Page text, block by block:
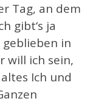
Tag, an dem
gibt‘s ja
in
will ich sein,
Ich und